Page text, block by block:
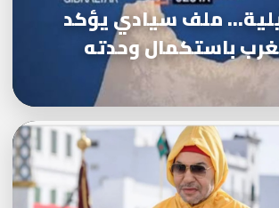
ملف سيادي يؤكد
باستكمال وحدته